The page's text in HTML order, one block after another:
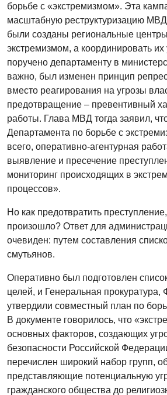
борьбе с «экстремизмом». Эта
масштабную реструктуризацию
были созданы региональные
экстремизмом, а координировать
поручено департаменту в
важно, был изменен принцип
вместо реагирования на угрозы
предотвращение – превентивный
работы. Глава МВД тогда заявил,
Департамента по борьбе с
всего, оперативно-агентурная
выявление и пресечение
мониторинг происходящих в
процессов».
Но как предотвратить
произошло? Ответ для
очевиден: путем составления
смутьянов.
Оперативно был подготовлен
целей, и Генеральная
утвердили совместный план по
В документе говорилось, что
основных факторов, создающих
безопасности Российской
перечислен широкий набор групп,
представляющие потенциальную
гражданского общества до